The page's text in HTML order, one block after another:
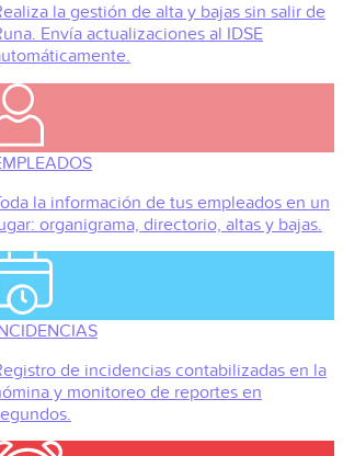
la gestión de alta y bajas sin salir de
Envía actualizaciones al IDSE
la información de tus empleados en un
organigrama, directorio, altas y bajas.
de incidencias contabilizadas en la
y monitoreo de reportes en